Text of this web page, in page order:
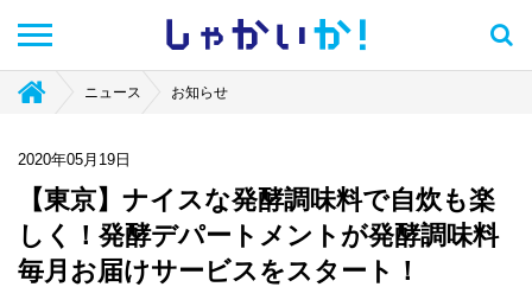
しゃかい か！
ニュース お知らせ
2020年05月19日
【東京】ナイスな発酵調味料で自炊も楽
しく！発酵デパートメントが発酵調味料
毎月お届けサービスをスタート！